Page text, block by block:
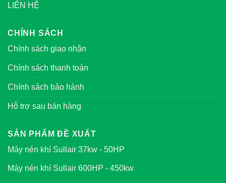
LIÊN HỆ
CHÍNH SÁCH
Chính sách giao nhận
Chính sách thanh toán
Chính sách bảo hành
Hỗ trợ sau bán hàng
SẢN PHẨM ĐỀ XUẤT
Máy nén khí Sullair 37kw - 50HP
Máy nén khí Sullair 600HP - 450kw